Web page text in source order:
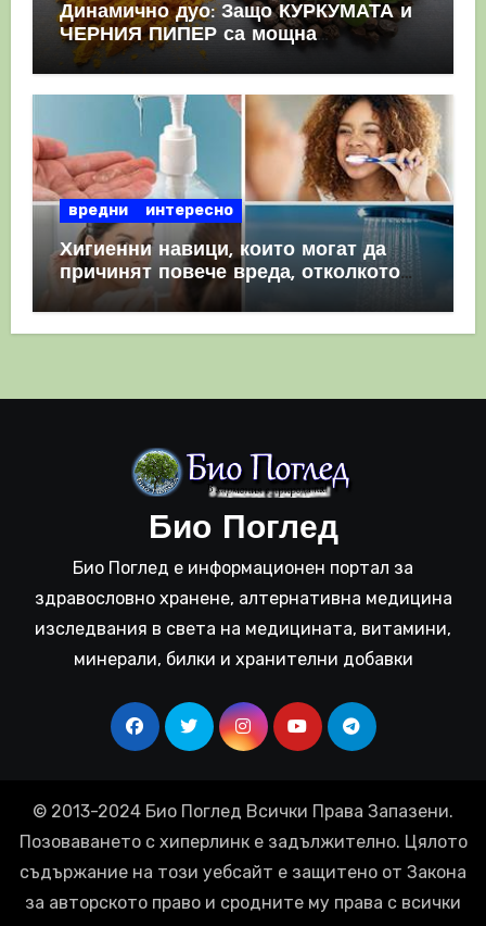
Динамично дуо: Защо КУРКУМАТА и
ЧЕРНИЯ ПИПЕР са мощна
комбинация
вредни интересно
Хигиенни навици, които могат да
причинят повече вреда, отколкото
полза
Био Поглед
Био Поглед е информационен портал за
здравословно хранене, алтернативна медицина
изследвания в света на медицината, витамини,
минерали, билки и хранителни добавки
© 2013-2024 Био Поглед Всички Права Запазени.
Позоваването с хиперлинк е задължително. Цялото
съдържание на този уебсайт е защитено от Закона
за авторското право и сродните му права с всички